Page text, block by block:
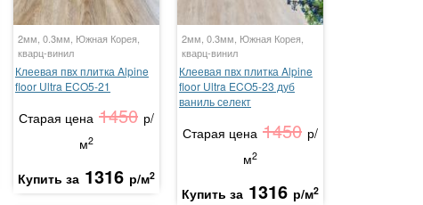
2мм, 0.3мм, Южная Корея,
кварц-винил
Клеевая пвх плитка Alpine
floor Ultra ECO5-21
Старая цена 1450 р/
м2
Купить за 1316 р/м2
2мм, 0.3мм, Южная Корея,
кварц-винил
Клеевая пвх плитка Alpine
floor Ultra ECO5-23 дуб
ваниль селект
Старая цена 1450 р/
м2
Купить за 1316 р/м2